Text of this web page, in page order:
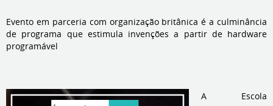
Evento em parceria com organização britânica é a culminância
de programa que estimula invenções a partir de hardware
programável
A Escola